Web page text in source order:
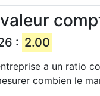
: 2.00
a un ratio
combien le